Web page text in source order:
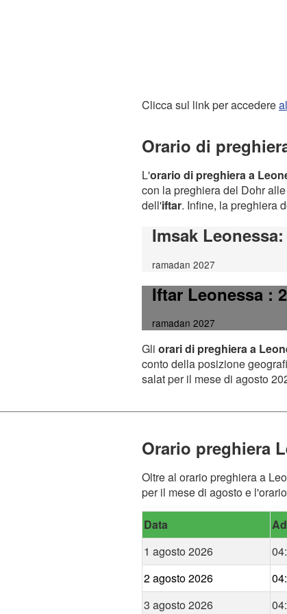
Clicca sul link per accedere
Orario di
L'orario di preghiera a
con la preghiera del Dohr
dell'iftar. Infine, la preghiera
Imsak Leonessa
ramadan 2027
Iftar Leonessa:
ramadan 2027
Gli orari di preghiera a
conto della posizione
salat per il mese di agosto
Orario preghiera
Oltre al orario preghiera a
per il mese di agosto e
Data
1 agosto 2026
2 agosto 2026
3 agosto 2026